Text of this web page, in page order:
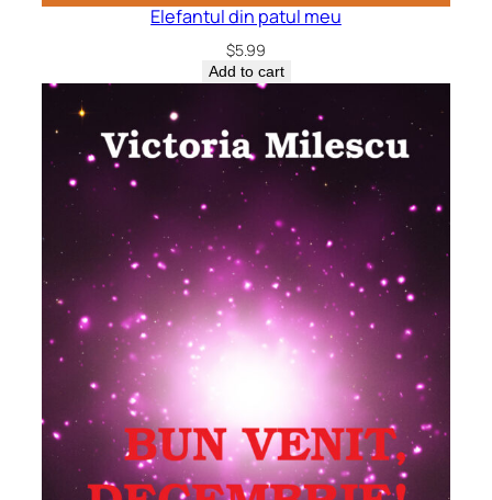
Elefantul din patul meu
$5.99
Add to cart